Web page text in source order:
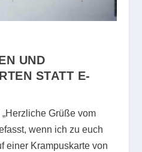
UND
STATT E-
Grüße vom
wenn ich zu euch
einer Krampuskarte von